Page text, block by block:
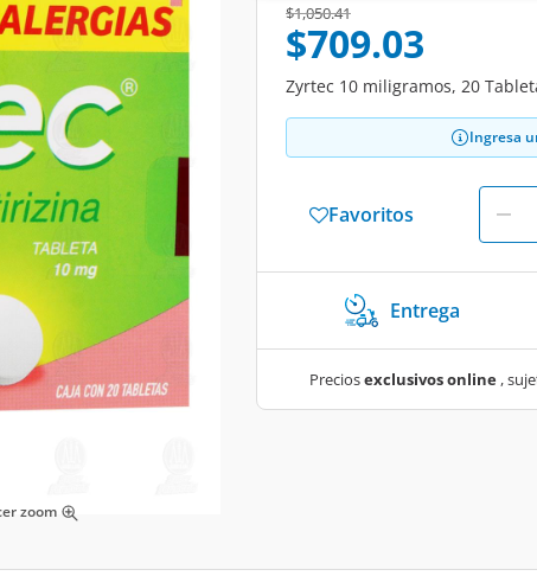
zoom
Price reduced from
$1,050.41to
$709.03
Zyrtec 10 miligramos, 20
Ingresa
Favoritos
Entrega
Preciosexclusivos online,